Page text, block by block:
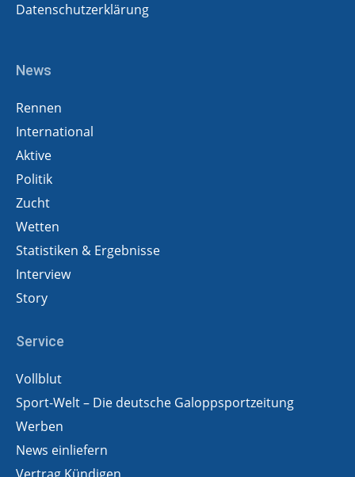
Datenschutzerklärung
News
Rennen
International
Aktive
Politik
Zucht
Wetten
Statistiken & Ergebnisse
Interview
Story
Service
Vollblut
Sport-Welt – Die deutsche Galoppsportzeitung
Werben
News einliefern